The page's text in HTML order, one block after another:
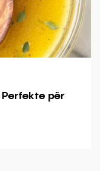
Perfekte për